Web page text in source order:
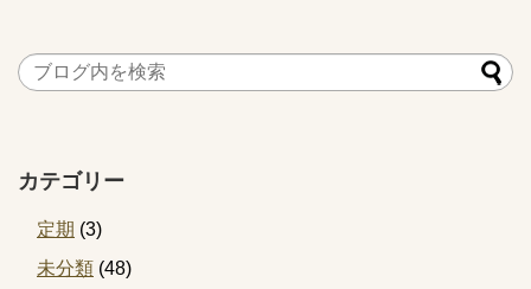
カテゴリー
定期 (3)
未分類 (48)